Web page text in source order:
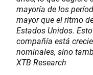
mayoría de los
mayor que el ritmo
Estados Unidos.
compañía está
nominales, sino
XTB Research